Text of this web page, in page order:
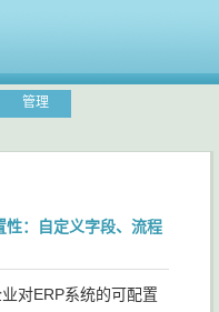
管理
性：自定义字段、流程
对ERP系统的可配置